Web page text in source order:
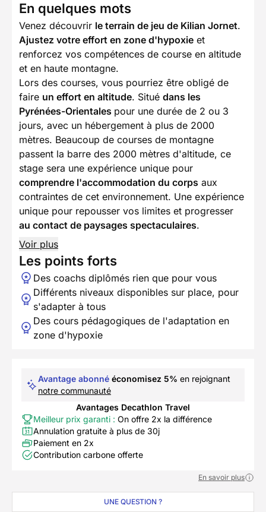
En quelques mots
Venez découvrir le terrain de jeu de Kilian Jornet.
Ajustez votre effort en zone d'hypoxie et
renforcez vos compétences de course en altitude
et en haute montagne.
Lors des courses, vous pourriez être obligé de
faire un effort en altitude. Situé dans les
Pyrénées-Orientales pour une durée de 2 ou 3
jours, avec un hébergement à plus de 2000
mètres. Beaucoup de courses de montagne
passent la barre des 2000 mètres d'altitude, ce
stage sera une expérience unique pour
comprendre l'accommodation du corps aux
contraintes de cet environnement. Une expérience
unique pour repousser vos limites et progresser
au contact de paysages spectaculaires.
Voir plus
Les points forts
Des coachs diplômés rien que pour vous
Différents niveaux disponibles sur place, pour
s'adapter à tous
Des cours pédagogiques de l'adaptation en
zone d'hypoxie
Avantage abonné économisez 5% en rejoignant
notre communauté
Avantages Decathlon Travel
Meilleur prix garanti : On offre 2x la différence
Annulation gratuite à plus de 30j
Paiement en 2x
Contribution carbone offerte
En savoir plus
UNE QUESTION ?